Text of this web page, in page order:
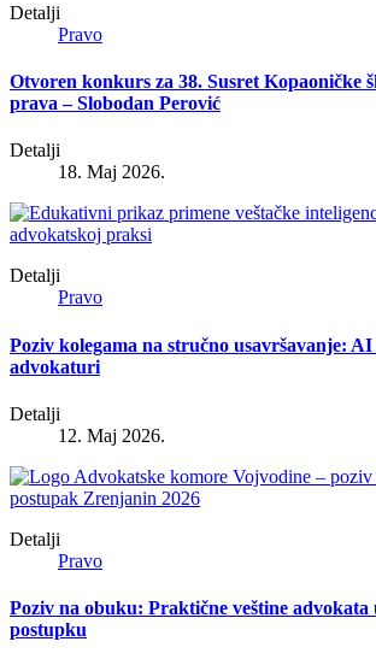
Detalji
Pravo
Otvoren konkurs za 38. Susret Kopaoničke
prava – Slobodan Perović
Detalji
18. Maj 2026.
Detalji
Pravo
Poziv kolegama na stručno usavršavanje:
advokaturi
Detalji
12. Maj 2026.
Detalji
Pravo
Poziv na obuku: Praktične veštine
postupku